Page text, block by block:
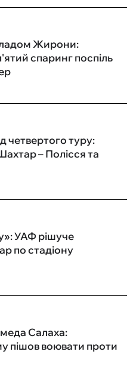
Жирони:
спаринг поспіль
четвертого туру:
– Полісся та
УАФ рішуче
по стадіону
Салаха:
пішов воювати проти